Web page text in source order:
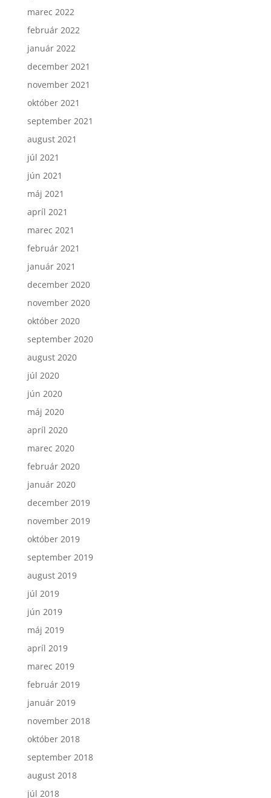
marec 2022
február 2022
január 2022
december 2021
november 2021
október 2021
september 2021
august 2021
júl 2021
jún 2021
máj 2021
apríl 2021
marec 2021
február 2021
január 2021
december 2020
november 2020
október 2020
september 2020
august 2020
júl 2020
jún 2020
máj 2020
apríl 2020
marec 2020
február 2020
január 2020
december 2019
november 2019
október 2019
september 2019
august 2019
júl 2019
jún 2019
máj 2019
apríl 2019
marec 2019
február 2019
január 2019
november 2018
október 2018
september 2018
august 2018
júl 2018